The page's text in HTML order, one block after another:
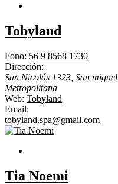
Tobyland
Fono: 56 9 8568 1730
Dirección:
San Nicolás 1323, San miguel
Metropolitana
Web: Tobyland
Email:
tobyland.spa@gmail.com
Tia Noemi